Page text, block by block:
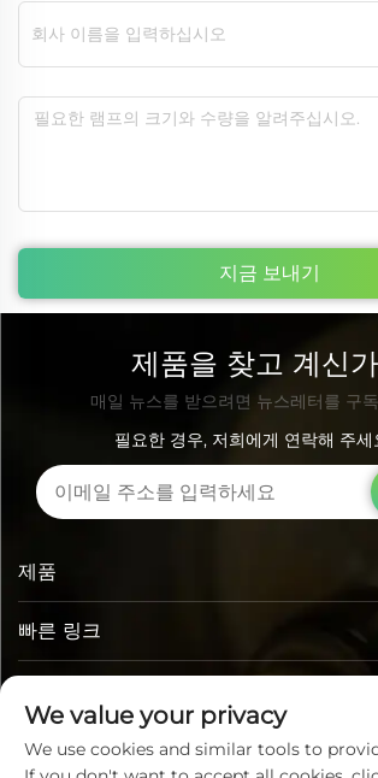
지금 보내기
제품을 찾고 계신
매일 뉴스를 받으려면 뉴스레터를 구
필요한 경우, 저희에게 연락해 주세
빠른 링크
제품
We value your privacy
We use cookies and similar tools to